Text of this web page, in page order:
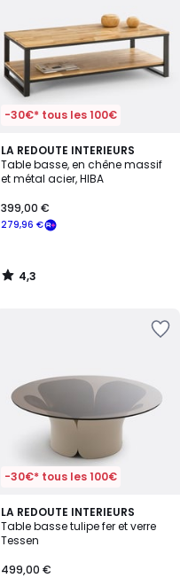
-30€* tous les 100€
LA REDOUTE INTERIEURS
Table basse, en chêne massif
et métal acier, HIBA
279,96 €
399,00 €
4,3
/ 5
4,3
/
-30€* tous les 100€
LA REDOUTE INTERIEURS
Table basse tulipe fer et verre
Tessen
499,00 €
4,9
/ 5